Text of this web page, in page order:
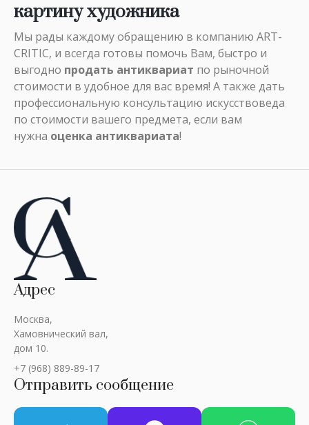
картину художника
Мы рады каждому обращению в компанию ART-
CRITIC, и всегда готовы помочь Вам, быстро и
выгодно продать антиквариат по рыночной
стоимости в удобное для вас время! А также дать
профессиональную консультацию искусствоведа
по стоимости вашего предмета, если вам
нужна оценка антиквариата!
Адрес
Москва,
Хамовнический вал,
дом 10.
+7 (968) 889-89-17
Отправить сообщение